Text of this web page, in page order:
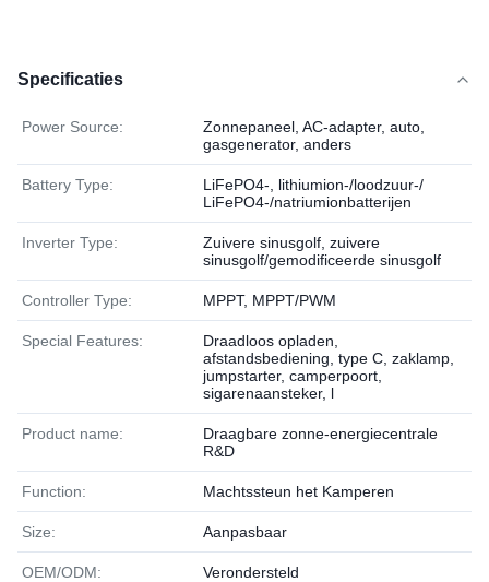
Specificaties
Power Source:
Zonnepaneel, AC-adapter, auto,
gasgenerator, anders
Battery Type:
LiFePO4-, lithiumion-/loodzuur-/
LiFePO4-/natriumionbatterijen
Inverter Type:
Zuivere sinusgolf, zuivere
sinusgolf/gemodificeerde sinusgolf
Controller Type: MPPT, MPPT/PWM
Special Features:
Draadloos opladen,
afstandsbediening, type C, zaklamp,
jumpstarter, camperpoort,
sigarenaansteker, l
Product name:
Draagbare zonne-energiecentrale
R&D
Function: Machtssteun het Kamperen
Size: Aanpasbaar
OEM/ODM: Verondersteld